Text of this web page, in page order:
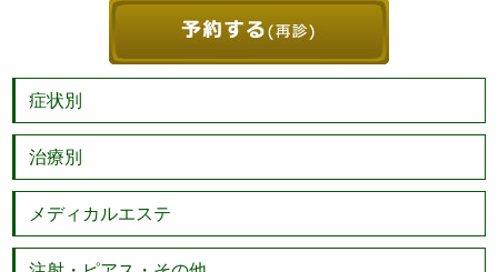
症状別
治療別
メディカルエステ